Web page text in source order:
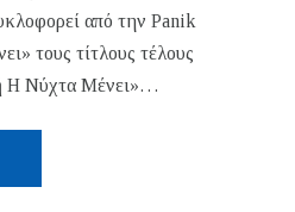
από την Panik
τους τίτλους τέλους
Η Νύχτα Μένει»…